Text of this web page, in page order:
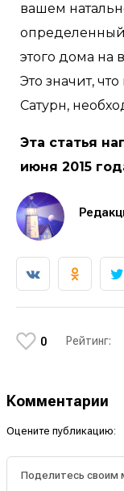
вашем
этого дома на
Это значит,
Сатурн,
Эта статья
июня 2015
0 Рейтинг:
Комментарии
Оцените публикацию: